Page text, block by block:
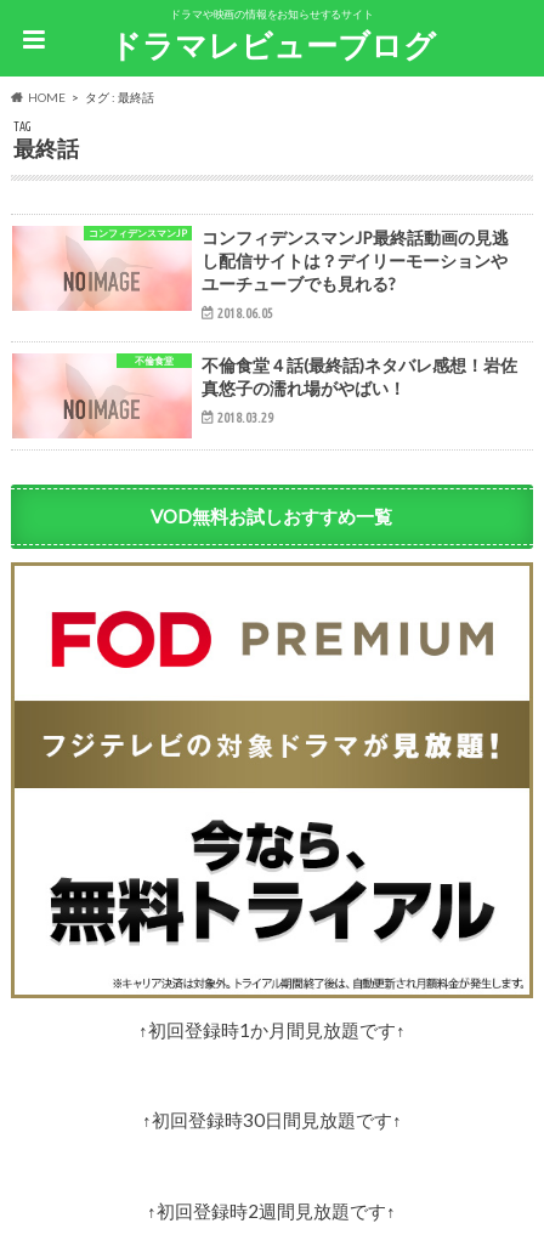
ドラマや映画の情報をお知らせするサイト
ドラマレビューブログ
HOME タグ : 最終話
TAG
最終話
コンフィデンスマンJP
コンフィデンスマンJP最終話動画の見逃
し配信サイトは？デイリーモーションや
ユーチューブでも見れる?
2018.06.05
不倫食堂
不倫食堂４話(最終話)ネタバレ感想！岩佐
真悠子の濡れ場がやばい！
2018.03.29
VOD無料お試しおすすめ一覧
↑初回登録時1か月間見放題です↑
↑初回登録時30日間見放題です↑
↑初回登録時2週間見放題です↑